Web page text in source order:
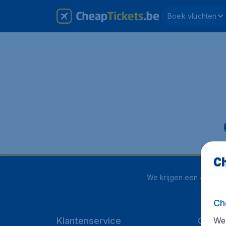
Boek vluchten
We krijgen een 4.1 uit 5
Klantenservice